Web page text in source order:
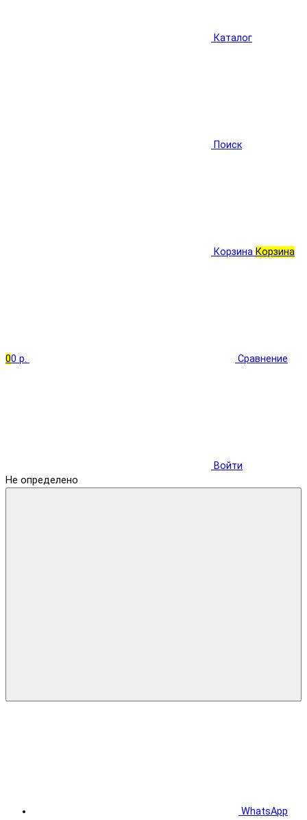
Каталог
Поиск
Корзина Корзина
00 р. Сравнение
Войти
Не определено
WhatsApp